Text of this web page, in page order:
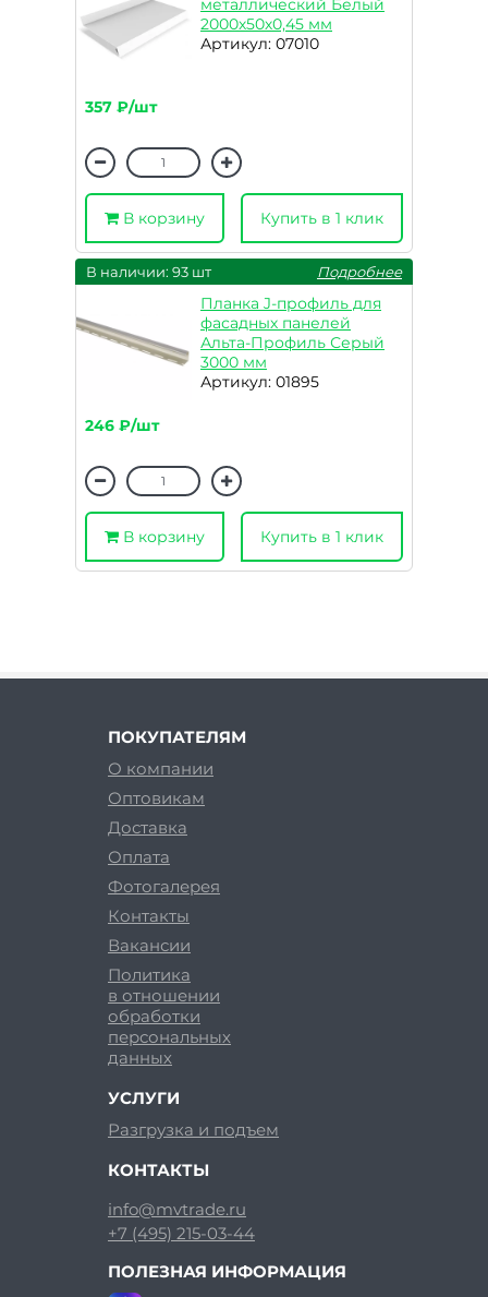
металлический Белый
2000х50х0,45 мм
Артикул: 07010
357 ₽/шт
В корзину Купить в 1 клик
В наличии: 93 шт Подробнее
Планка J-профиль для
фасадных панелей
Альта-Профиль Серый
3000 мм
Артикул: 01895
246 ₽/шт
В корзину Купить в 1 клик
ПОКУПАТЕЛЯМ
О компании
Оптовикам
Доставка
Оплата
Фотогалерея
Контакты
Вакансии
Политика
в отношении
обработки
персональных
данных
УСЛУГИ
Разгрузка и подъем
КОНТАКТЫ
info@mvtrade.ru
+7 (495) 215-03-44
ПОЛЕЗНАЯ ИНФОРМАЦИЯ